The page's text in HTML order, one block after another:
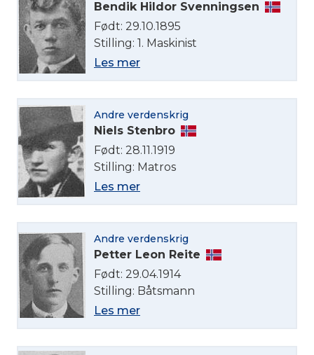
Bendik Hildor Svenningsen
Født: 29.10.1895
Stilling: 1. Maskinist
Les mer
Andre verdenskrig
Niels Stenbro
Født: 28.11.1919
Stilling: Matros
Les mer
Andre verdenskrig
Petter Leon Reite
Født: 29.04.1914
Stilling: Båtsmann
Les mer
English
Norsk bokmål